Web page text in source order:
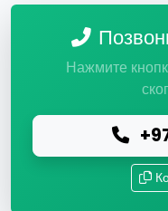
Нажмите